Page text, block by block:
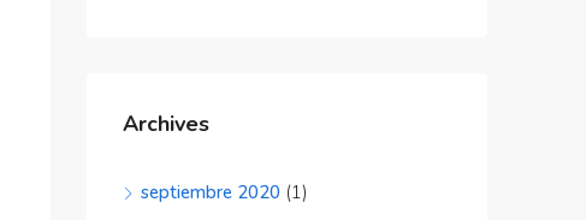
Archives
septiembre 2020 (1)